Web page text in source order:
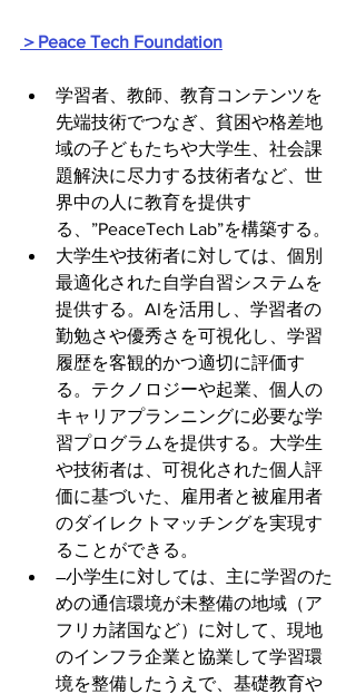
＞Peace Tech Foundation
学習者、教師、教育コンテンツを
先端技術でつなぎ、貧困や格差地
域の子どもたちや大学生、社会課
題解決に尽力する技術者など、世
界中の人に教育を提供す
る、”PeaceTech Lab”を構築する。
大学生や技術者に対しては、個別
最適化された自学自習システムを
提供する。AIを活用し、学習者の
勤勉さや優秀さを可視化し、学習
履歴を客観的かつ適切に評価す
る。テクノロジーや起業、個人の
キャリアプランニングに必要な学
習プログラムを提供する。大学生
や技術者は、可視化された個人評
価に基づいた、雇用者と被雇用者
のダイレクトマッチングを実現す
ることができる。
―小学生に対しては、主に学習のた
めの通信環境が未整備の地域（ア
フリカ諸国など）に対して、現地
のインフラ企業と協業して学習環
境を整備したうえで、基礎教育や